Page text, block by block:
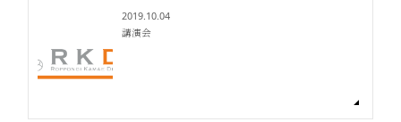
2019.10.04
講演会